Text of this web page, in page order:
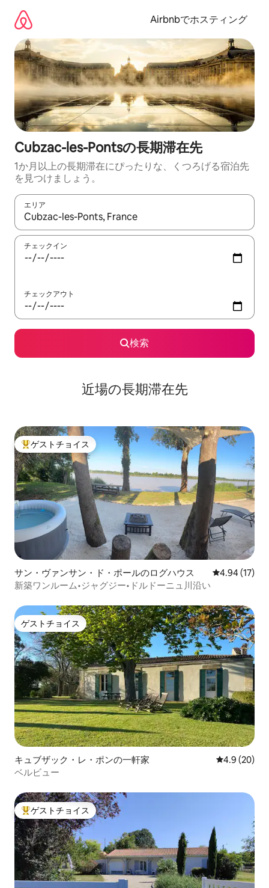
Airbnbでホスティング
Cubzac-les-Pontsの長期滞在先
1か月以上の長期滞在にぴったりな、くつろげる宿泊先
を見つけましょう。
エリア
検索結果が表示されたら、上下の矢印キーを使って移動するか
チェックイン
チェックアウト
検索
近場の長期滞在先
大好評のゲストチョイスです。
ゲストチョイス
サン・ヴァンサン・ド・ポールのログハウス レビュー17
4.94 (17)
新築ワンルーム•ジャグジー•ドルドーニュ川沿い
ゲストチョイス
ゲストチョイス
キュブザック・レ・ポンの一軒家 レビュー20
4.9 (20)
ベルビュー
大好評のゲストチョイスです。
ゲストチョイス